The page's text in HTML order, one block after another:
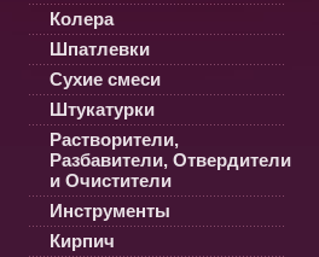
Колера
Шпатлевки
Сухие смеси
Штукатурки
Растворители,
Разбавители, Отвердители
и Очистители
Инструменты
Кирпич